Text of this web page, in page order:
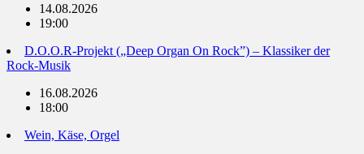
14.08.2026
19:00
D.O.O.R-Projekt („Deep Organ On Rock”) – Klassiker der
Rock-Musik
16.08.2026
18:00
Wein, Käse, Orgel